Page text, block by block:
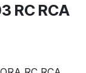
RC RCA